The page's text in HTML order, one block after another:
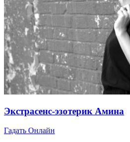
Экстрасенс-эзотерик Амина
Гадать Онлайн